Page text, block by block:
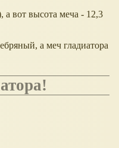
а вот высота меча - 12,3
а меч гладиатора